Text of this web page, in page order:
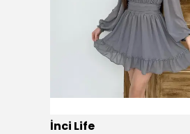
İnci Life